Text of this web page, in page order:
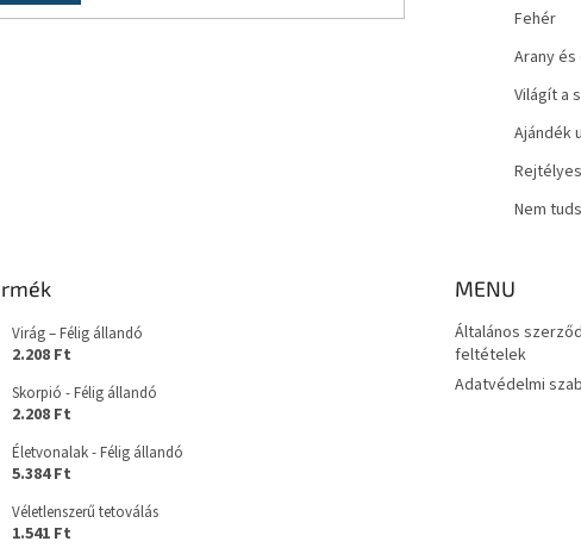
Fehér
Arany
Világít a
Ajándék
Nem
Virág – Félig állandó
2.208 Ft
Skorpió - Félig állandó
2.208 Ft
Életvonalak - Félig állandó
5.384 Ft
Véletlenszerű tetoválás
1.541 Ft
MENU
Általános
feltételek
Adatvédelmi